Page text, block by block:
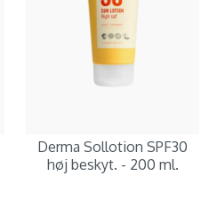
Derma Sollotion SPF30
høj beskyt. - 200 ml.